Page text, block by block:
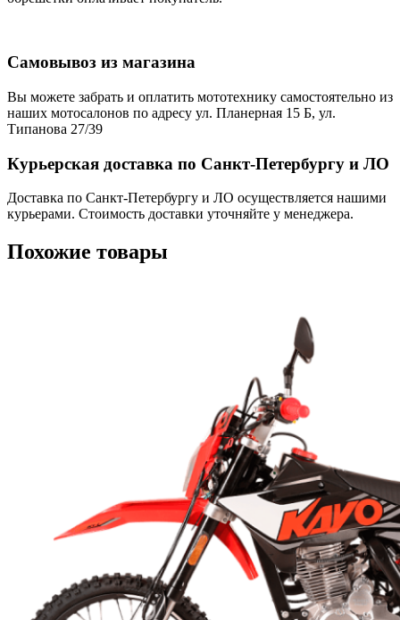
Самовывоз из магазина
Вы можете забрать и оплатить мототехнику самостоятельно из
наших мотосалонов по адресу ул. Планерная 15 Б, ул.
Типанова 27/39
Курьерская доставка по Санкт-Петербургу и ЛО
Доставка по Санкт-Петербургу и ЛО осуществляется нашими
курьерами. Стоимость доставки уточняйте у менеджера.
Похожие товары